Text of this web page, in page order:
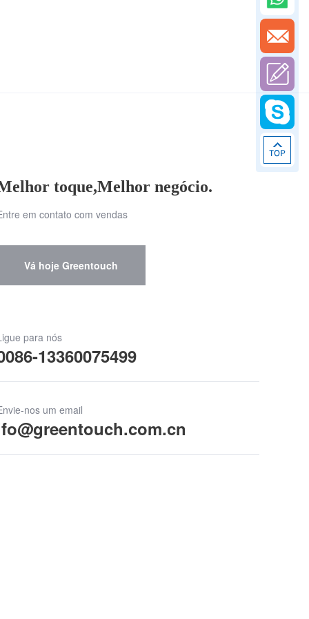
toque,Melhor negócio.
em contato com vendas
Vá hoje Greentouch
para nós
13360075499
nos um email